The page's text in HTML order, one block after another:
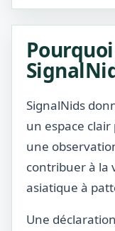
SignalNids
un espace
une
contribuer à la
asiatique à
Une